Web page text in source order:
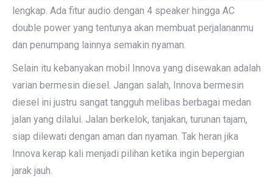
lengkap. Ada fitur audio dengan 4 speaker hingga AC
double power yang tentunya akan membuat perjalananmu
dan penumpang lainnya semakin nyaman.
Selain itu kebanyakan mobil Innova yang disewakan adalah
varian bermesin diesel. Jangan salah, Innova bermesin
diesel ini justru sangat tangguh melibas berbagai medan
jalan yang dilalui. Jalan berkelok, tanjakan, turunan tajam,
siap dilewati dengan aman dan nyaman. Tak heran jika
Innova kerap kali menjadi pilihan ketika ingin bepergian
jarak jauh.